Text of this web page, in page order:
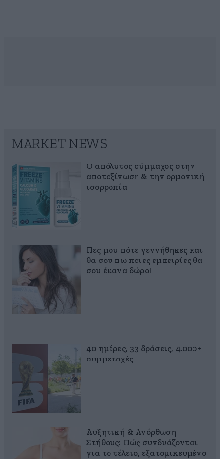
MARKET NEWS
Ο απόλυτος σύμμαχος στην
αποτοξίνωση & την ορμονική
ισορροπία
Πες μου πότε γεννήθηκες και
θα σου πω ποιες εμπειρίες θα
σου έκανα δώρο!
40 ημέρες, 33 δράσεις, 4.000+
συμμετοχές
Αυξητική & Ανόρθωση
Στήθους: Πώς συνδυάζονται
για το τέλειο, εξατομικευμένο